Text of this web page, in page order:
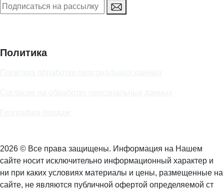
Политика
2026 © Все права защищены. Информация на Нашем
сайте носит исключительно информационный характер и
ни при каких условиях материалы и цены, размещенные на
сайте, не являются публичной офертой определяемой ст